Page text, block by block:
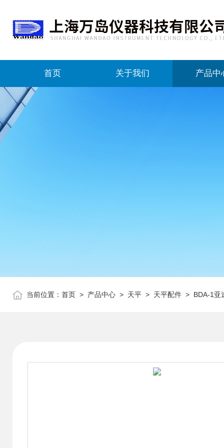
首页 关于我们 产品中
当前位置： 首页 > 产品中心 > 天平 > 天平配件 > BDA-1亚